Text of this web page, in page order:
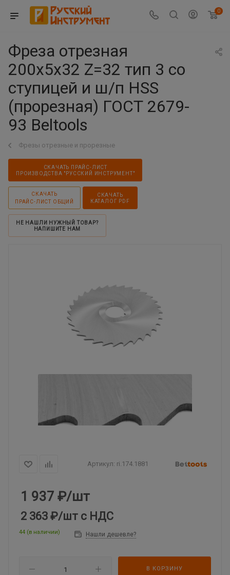
0
Фреза отрезная
200х5х32 Z=32 тип 3 со
ступицей и ш/п HSS
(прорезная) ГОСТ 2679-
93 Beltools
Фрезы отрезные и прорезные
СКАЧАТЬ ПРАЙС-ЛИСТ
ПРОИЗВОДСТВА "РУССКИЙ ИНСТРУМЕНТ"
СКАЧАТЬ
ПРАЙС-ЛИСТ ОБЩИЙ
СКАЧАТЬ
КАТАЛОГ PDF
НЕ НАШЛИ НУЖНЫЙ ТОВАР?
НАПИШИТЕ НАМ
Артикул: ri.174.1881
1 937 ₽/шт
2 363 ₽/шт с НДС
44 (в наличии) Нашли дешевле?
В КОРЗИНУ